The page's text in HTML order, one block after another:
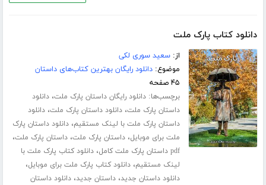
دانلود کتاب پارک ملت
از:سعید سوری لکی
موضوع:دانلود رایگان بهترین کتاب‌های داستان
۴۵ صفحه
برچسب‌ها:دانلود رایگان داستان پارک ملت،دانلود
داستان پارک ملت،دانلود داستان پارک ملت،دانلود
داستان پارک ملت با لینک مستقیم،دانلود داستان پارک
ملت برای موبایل،داستان پارک ملت،داستان پارک ملت،
pdf داستان پارک ملت کامل ،دانلود کتاب پارک ملت با
لینک مستقیم،دانلود کتاب پارک ملت برای موبایل،
دانلود داستان جدید،داستان جدید،دانلود داستان